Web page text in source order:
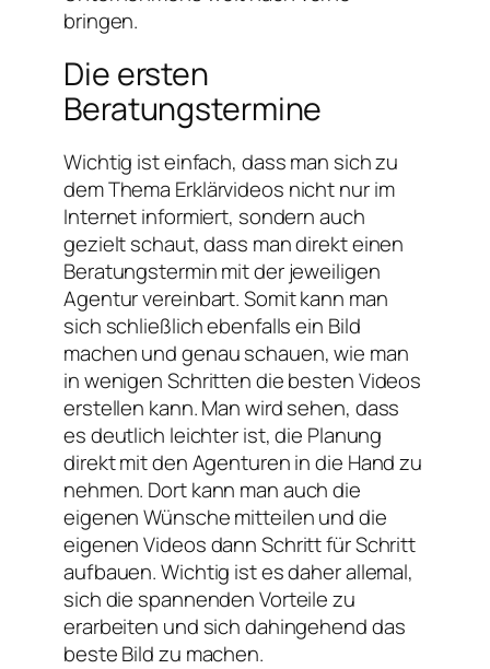
bringen.
Die ersten
Beratungstermine
Wichtig ist einfach, dass man sich zu
dem Thema Erklärvideos nicht nur im
Internet informiert, sondern auch
gezielt schaut, dass man direkt einen
Beratungstermin mit der jeweiligen
Agentur vereinbart. Somit kann man
sich schließlich ebenfalls ein Bild
machen und genau schauen, wie man
in wenigen Schritten die besten Videos
erstellen kann. Man wird sehen, dass
es deutlich leichter ist, die Planung
direkt mit den Agenturen in die Hand zu
nehmen. Dort kann man auch die
eigenen Wünsche mitteilen und die
eigenen Videos dann Schritt für Schritt
aufbauen. Wichtig ist es daher allemal,
sich die spannenden Vorteile zu
erarbeiten und sich dahingehend das
beste Bild zu machen.